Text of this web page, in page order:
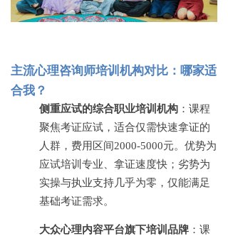
主流心理咨询师培训机构对比：哪家适
合我？
侧重应试的综合职业培训机构 ：课程
聚焦考证应试，适合仅需快速拿证的
人群，费用区间2000-5000元。优势为
应试培训专业、拿证速度快；劣势为
实操与执业支持几乎为零，仅能满足
基础考证需求。
大众心理内容平台旗下培训品牌 ：课